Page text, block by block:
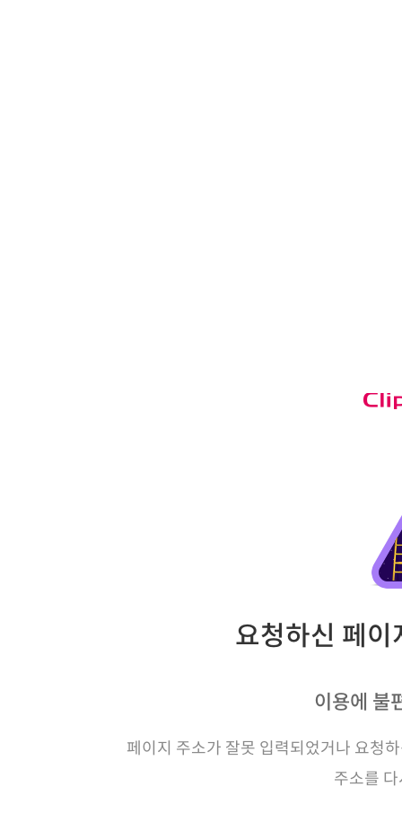
요청하신 페
이용에 불
페이지 주소가 잘못 입력되었거나 요청
주소를